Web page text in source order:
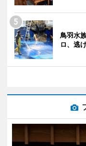
鳥羽水
ロ、逃